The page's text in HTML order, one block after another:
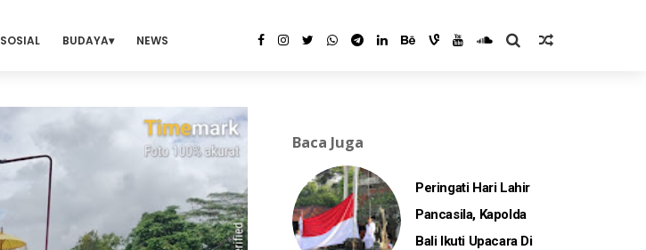
SOSIAL BUDAYA NEWS
Baca Juga
Peringati Hari Lahir
Pancasila, Kapolda
Bali Ikuti Upacara Di